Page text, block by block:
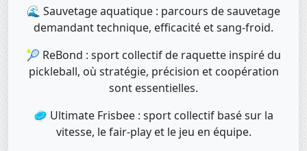
🌊 Sauvetage aquatique : parcours de sauvetage
demandant technique, efficacité et sang-froid.
🎾 ReBond : sport collectif de raquette inspiré du
pickleball, où stratégie, précision et coopération
sont essentielles.
🥏 Ultimate Frisbee : sport collectif basé sur la
vitesse, le fair-play et le jeu en équipe.